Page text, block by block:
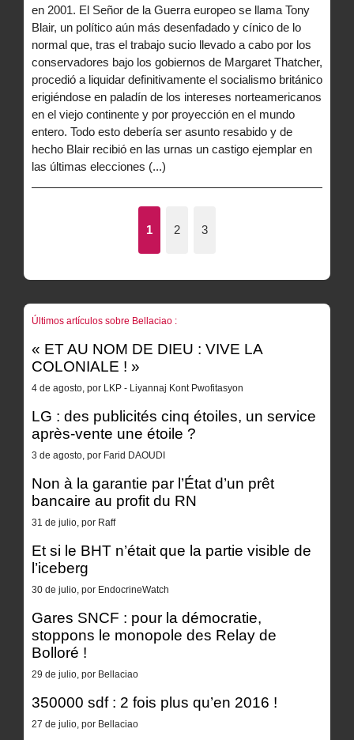
en 2001. El Señor de la Guerra europeo se llama Tony
Blair, un político aún más desenfadado y cínico de lo
normal que, tras el trabajo sucio llevado a cabo por los
conservadores bajo los gobiernos de Margaret Thatcher,
procedió a liquidar definitivamente el socialismo británico
erigiéndose en paladín de los intereses norteamericanos
en el viejo continente y por proyección en el mundo
entero. Todo esto debería ser asunto resabido y de
hecho Blair recibió en las urnas un castigo ejemplar en
las últimas elecciones (...)
1 2 3
Últimos artículos sobre Bellaciao :
« ET AU NOM DE DIEU : VIVE LA
COLONIALE ! »
4 de agosto, por LKP - Liyannaj Kont Pwofitasyon
LG : des publicités cinq étoiles, un service
après-vente une étoile ?
3 de agosto, por Farid DAOUDI
Non à la garantie par l’État d’un prêt
bancaire au profit du RN
31 de julio, por Raff
Et si le BHT n’était que la partie visible de
l’iceberg
30 de julio, por EndocrineWatch
Gares SNCF : pour la démocratie,
stoppons le monopole des Relay de
Bolloré !
29 de julio, por Bellaciao
350000 sdf : 2 fois plus qu’en 2016 !
27 de julio, por Bellaciao